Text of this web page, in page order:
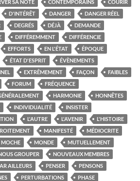
SA NOTE CONTEMPORAINS
COURIR
D'INTÉRÊT DANGER
DANGER RÉEL
DEGRÉS DÉJÀ
DEMANDE
DIFFÉREMMENT
DIFFÉRENCIE
EFFORTS EN L'ÉTAT
ÉPOQUE
ÉTAT D'ESPRIT
ÉVÈNEMENTS
EXTRÊMEMENT FAÇON
FAIBLES
FORUM
FRÉQUENCE
HARMONIE
HONNÊTES
INDIVIDUALITÉ
INSISTER
L'AUTRE L'AVENIR
L'HISTOIRE
MANIFESTÉ
MÉDIOCRITE
MOCHE MONDE
MUTUELLEMENT
GROUPER
NOUVEAUX MEMBRES
AILLEURS PENSER
PENSONS
PERTURBATIONS
PHASE